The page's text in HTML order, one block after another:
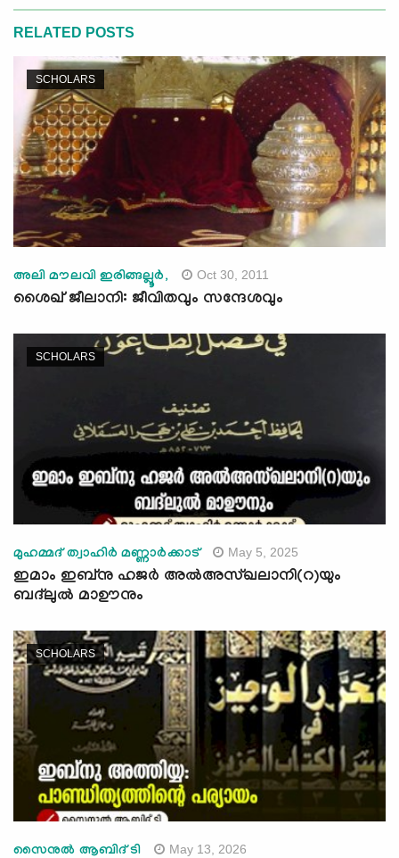
RELATED POSTS
SCHOLARS
അലി മൗലവി ഇരിങ്ങല്ലൂര്‍, Oct 30, 2011
ശൈഖ് ജീലാനി: ജീവിതവും സന്ദേശവും
SCHOLARS
മുഹമ്മദ് ത്വാഹിർ മണ്ണാർക്കാട് May 5, 2025
ഇമാം ഇബ്നു ഹജര്‍ അൽഅസ്ഖലാനി(റ)യും
ബദ്‍ലുൽ മാഊനും
SCHOLARS
സൈനുല്‍ ആബിദ് ടി May 13, 2026